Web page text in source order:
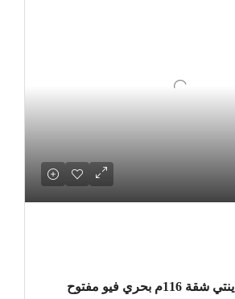
للبيع في B14 مدينتي شقة 116م بحري فيو مفتوح